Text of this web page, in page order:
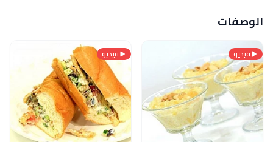
الوصفات
فيديو فيديو